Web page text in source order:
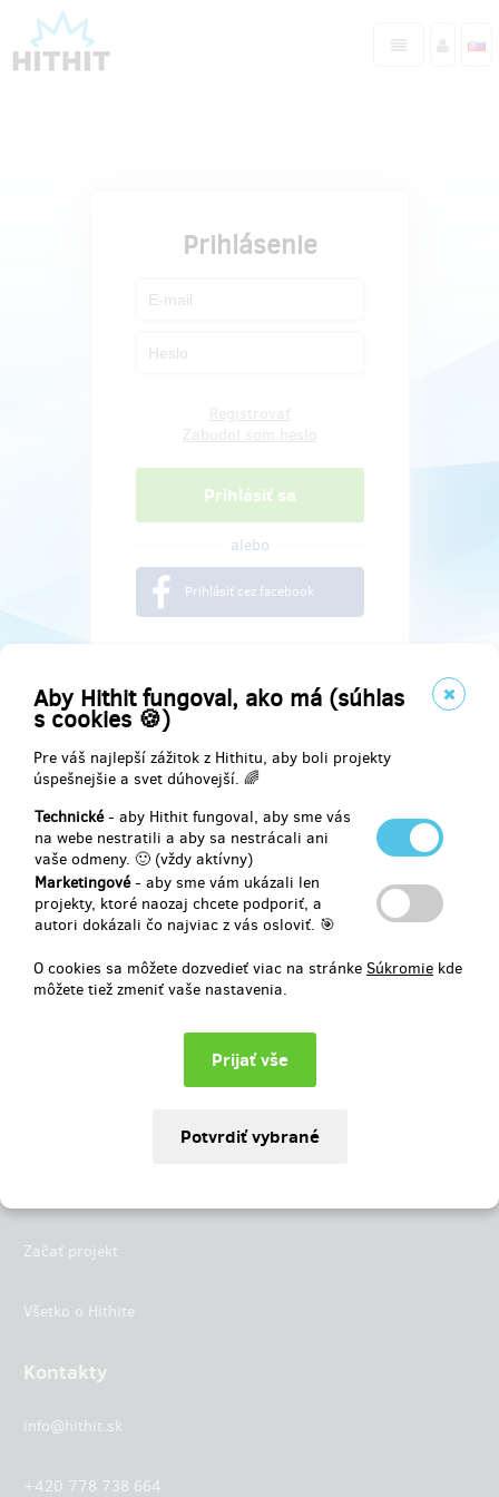
Aby Hithit fungoval, ako má (súhlas
s cookies 🍪)
Pre váš najlepší zážitok z Hithitu, aby boli projekty
úspešnejšie a svet dúhovejší. 🌈
Technické- aby Hithit fungoval, aby sme vás
na webe nestratili a aby sa nestrácali ani
vaše odmeny. 🙂 (vždy aktívny)
Marketingové- aby sme vám ukázali len
projekty, ktoré naozaj chcete podporiť, a
autori dokázali čo najviac z vás osloviť. 🎯
O cookies sa môžete dozvedieť viac na stránke Súkromie kde
môžete tiež zmeniť vaše nastavenia.
Prihlásenie
alebo
Prihlásiť cez facebook
Najdete nás na
Začať projekt
Všetko o Hithite
Kontakty
info@hithit.sk
+420 778 738 664